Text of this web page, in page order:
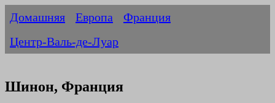
Домашняя Европа
Франция
Центр-Валь-де-Луар
Шинон, Франция